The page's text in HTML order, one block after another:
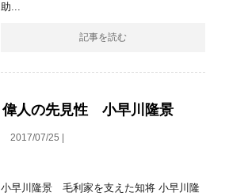
助...
記事を読む
偉人の先見性 小早川隆景
2017/07/25 |
小早川隆景 毛利家を支えた知将 小早川隆